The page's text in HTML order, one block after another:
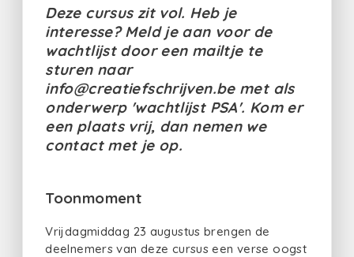
Deze cursus zit vol. Heb je
interesse? Meld je aan voor de
wachtlijst door een mailtje te
sturen naar
info@creatiefschrijven.be met als
onderwerp 'wachtlijst PSA'. Kom er
een plaats vrij, dan nemen we
contact met je op.
Toonmoment
Vrijdagmiddag 23 augustus brengen de
deelnemers van deze cursus een verse oogst